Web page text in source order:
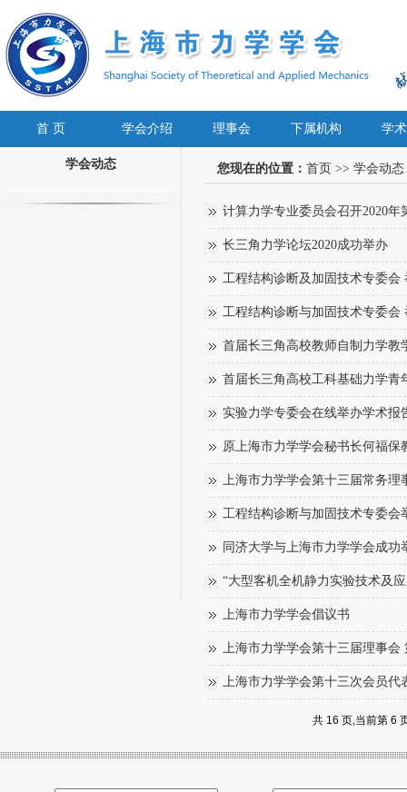
首 页 学会介绍 理事会 下属机构 学
学会动态 您现在的位置： 首页 >> 学会动态
计算力学专业委员会召开2020年
长三角力学论坛2020成功举办
工程结构诊断及加固技术专委会
工程结构诊断与加固技术专委会
首届长三角高校教师自制力学教
首届长三角高校工科基础力学青
实验力学专委会在线举办学术报
原上海市力学学会秘书长何福保
上海市力学学会第十三届常务理
工程结构诊断与加固技术专委
同济大学与上海市力学学会成
“大型客机全机静力实验技术及
上海市力学学会倡议书
上海市力学学会第十三届理事会
上海市力学学会第十三次会员代
共 16 页,当前第 6